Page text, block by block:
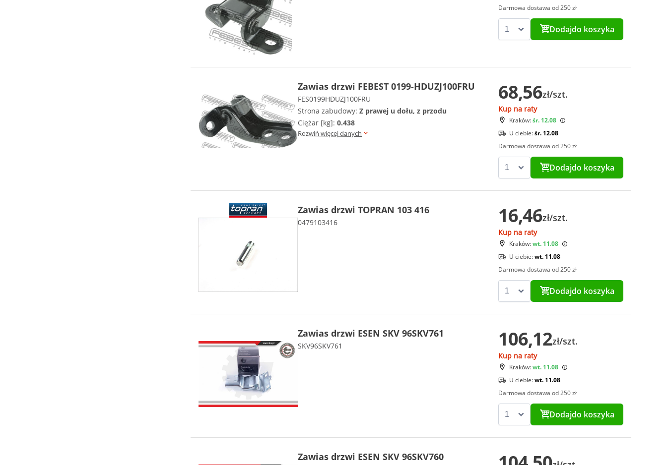
Darmowa dostawa od 250 zł
Dodajdo koszyka
Zawias drzwi FEBEST 0199-HDUZJ100FRU
FES0199HDUZJ100FRU
Strona zabudowy: Z prawej u dołu, z przodu
Ciężar [kg]: 0.438
Rozwiń więcej danych
68,56zł/szt.
Kup na raty
Kraków:śr. 12.08
U ciebie:śr. 12.08
Darmowa dostawa od 250 zł
Dodajdo koszyka
Zawias drzwi TOPRAN 103 416
0479103416 16,46zł/szt.
Kup na raty
Kraków:wt. 11.08
U ciebie:wt. 11.08
Darmowa dostawa od 250 zł
Dodajdo koszyka
Zawias drzwi ESEN SKV 96SKV761
SKV96SKV761 106,12zł/szt.
Kup na raty
Kraków:wt. 11.08
U ciebie:wt. 11.08
Darmowa dostawa od 250 zł
Dodajdo koszyka
Zawias drzwi ESEN SKV 96SKV760